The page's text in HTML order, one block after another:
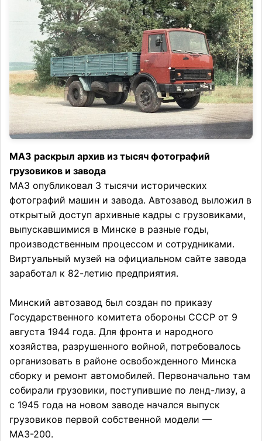
МАЗ раскрыл архив из тысяч фотографий
грузовиков и завода
МАЗ опубликовал 3 тысячи исторических
фотографий машин и завода. Автозавод выложил в
открытый доступ архивные кадры с грузовиками,
выпускавшимися в Минске в разные годы,
производственным процессом и сотрудниками.
Виртуальный музей на официальном сайте завода
заработал к 82-летию предприятия.
Минский автозавод был создан по приказу
Государственного комитета обороны СССР от 9
августа 1944 года. Для фронта и народного
хозяйства, разрушенного войной, потребовалось
организовать в районе освобожденного Минска
сборку и ремонт автомобилей. Первоначально там
собирали грузовики, поступившие по ленд-лизу, а
с 1945 года на новом заводе начался выпуск
грузовиков первой собственной модели —
МАЗ-200.